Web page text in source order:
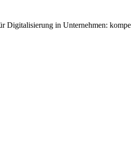
Digitalisierung in Unternehmen: